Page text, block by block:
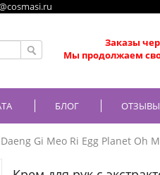
Заказы
Мы продолжаем
БЛОГ ОТЗЫВЫ
Daeng Gi Meo Ri Egg Planet Oh